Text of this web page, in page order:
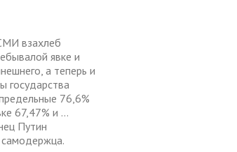
взахлеб
явке и
а теперь и
государства
76,6%
67,47% и …
Путин
самодержца.